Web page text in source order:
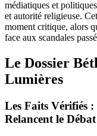
médiatiques et
et autorité religieuse.
moment critique, alors
face aux scandales
Le Dossier
Lumières
Les Faits Vérifiés
Relancent le Débat